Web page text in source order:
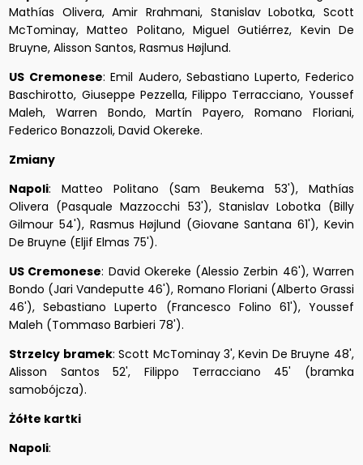
Mathías Olivera, Amir Rrahmani, Stanislav Lobotka, Scott
McTominay, Matteo Politano, Miguel Gutiérrez, Kevin De
Bruyne, Alisson Santos, Rasmus Højlund.
US Cremonese: Emil Audero, Sebastiano Luperto, Federico
Baschirotto, Giuseppe Pezzella, Filippo Terracciano, Youssef
Maleh, Warren Bondo, Martín Payero, Romano Floriani,
Federico Bonazzoli, David Okereke.
Zmiany
Napoli: Matteo Politano (Sam Beukema 53'), Mathías
Olivera (Pasquale Mazzocchi 53'), Stanislav Lobotka (Billy
Gilmour 54'), Rasmus Højlund (Giovane Santana 61'), Kevin
De Bruyne (Eljif Elmas 75').
US Cremonese: David Okereke (Alessio Zerbin 46'), Warren
Bondo (Jari Vandeputte 46'), Romano Floriani (Alberto Grassi
46'), Sebastiano Luperto (Francesco Folino 61'), Youssef
Maleh (Tommaso Barbieri 78').
Strzelcy bramek: Scott McTominay 3', Kevin De Bruyne 48',
Alisson Santos 52', Filippo Terracciano 45' (bramka
samobójcza).
Żółte kartki
Napoli: